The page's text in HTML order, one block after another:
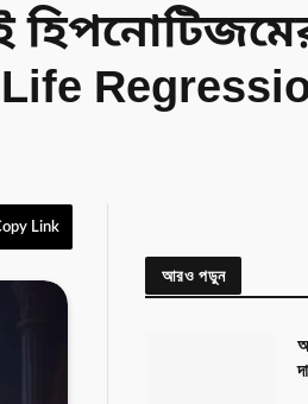
Link
আরও পড়ুন